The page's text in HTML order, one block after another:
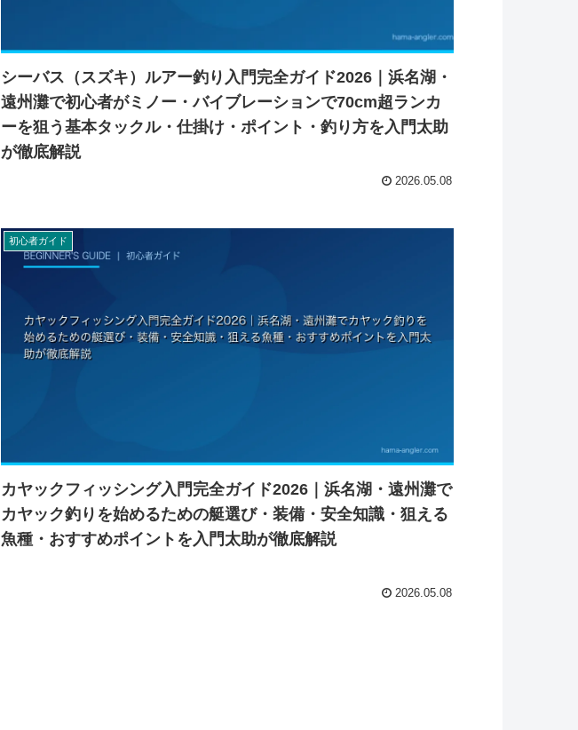
シーバス（スズキ）ルアー釣り入門完全ガイド2026｜浜名湖・
遠州灘で初心者がミノー・バイブレーションで70cm超ランカ
ーを狙う基本タックル・仕掛け・ポイント・釣り方を入門太助
が徹底解説
2026.05.08
初心者ガイド
カヤックフィッシング入門完全ガイド2026｜浜名湖・遠州灘で
カヤック釣りを始めるための艇選び・装備・安全知識・狙える
魚種・おすすめポイントを入門太助が徹底解説
2026.05.08